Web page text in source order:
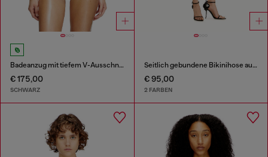
Badeanzug mit tiefem V-Ausschnitt
€ 175,00
SCHWARZ
Seitlich gebundene Bikinihose aus schimmerndem Stoff
€ 95,00
2 FARBEN